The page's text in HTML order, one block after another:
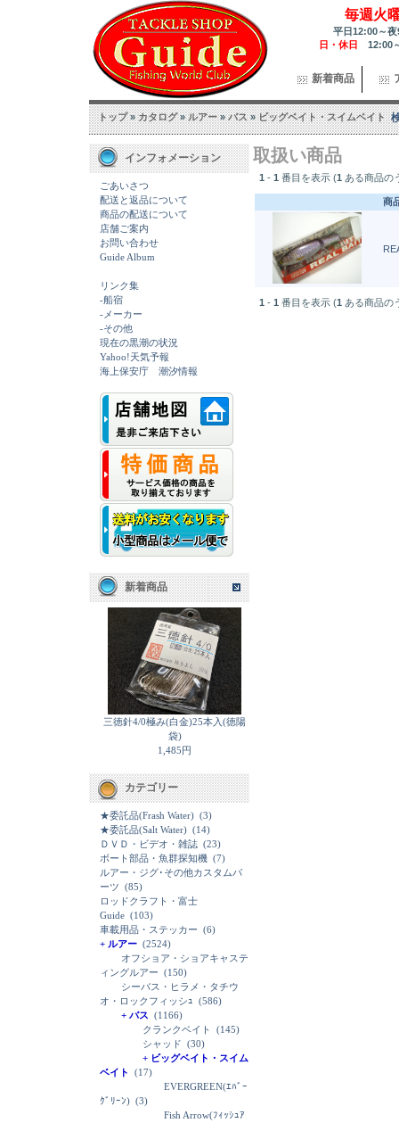
毎週火
平日12:00～
日・休日 12:00
新着商品
トップ»カタログ»ルアー»バス»ビッグベイト・スイムベイト
インフォメーション
ごあいさつ
配送と返品について
商品の配送について
店舗ご案内
お問い合わせ
Guide Album
リンク集
-船宿
-メーカー
-その他
現在の黒潮の状況
Yahoo!天気予報
海上保安庁 潮汐情報
新着商品
三徳針4/0極み(白金)25本入(徳陽
袋)
1,485円
カテゴリー
★委託品(Frash Water) (3)
★委託品(Salt Water) (14)
ＤＶＤ・ビデオ・雑誌 (23)
ボート部品・魚群探知機 (7)
ルアー・ジグ･その他カスタムパ
ーツ (85)
ロッドクラフト・富士
Guide (103)
車載用品・ステッカー (6)
+ ルアー (2524)
オフショア・ショアキャステ
ィングルアー (150)
シーバス・ヒラメ・タチウ
オ・ロックフィッシｭ (586)
+ バス (1166)
クランクベイト
(145)
シャッド (30)
+ ビッグベイト・スイム
ベイト
(17)
EVERGREEN(ｴﾊﾞｰ
ｸﾞﾘｰﾝ) (3)
Fish Arrow(ﾌｨｯｼｭｱ
取扱い商品
1 - 1 番目を表示 (1 ある商品の
商
1 - 1 番目を表示 (1 ある商品の